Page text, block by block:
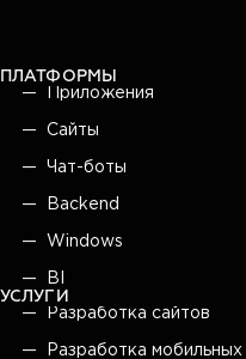
ПЛАТФОРМЫ
Приложения
Сайты
Чат-боты
Backend
Windows
BI
УСЛУГИ
Разработка сайтов
Разработка